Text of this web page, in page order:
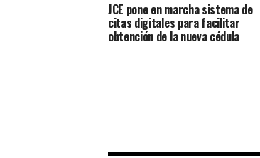
JCE pone en marcha sistema de
citas digitales para facilitar
obtención de la nueva cédula